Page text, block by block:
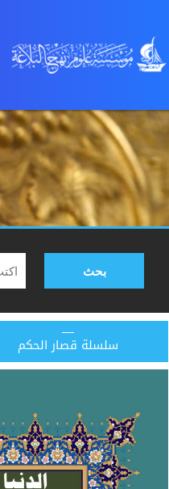
بحث
سلسلة قصار الحكم